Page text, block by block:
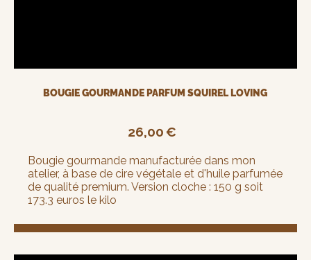
BOUGIE GOURMANDE PARFUM SQUIREL LOVING
26,00€
Bougie gourmande manufacturée dans mon
atelier, à base de cire végétale et d'huile parfumée
de qualité premium. Version cloche : 150 g soit
173.3 euros le kilo